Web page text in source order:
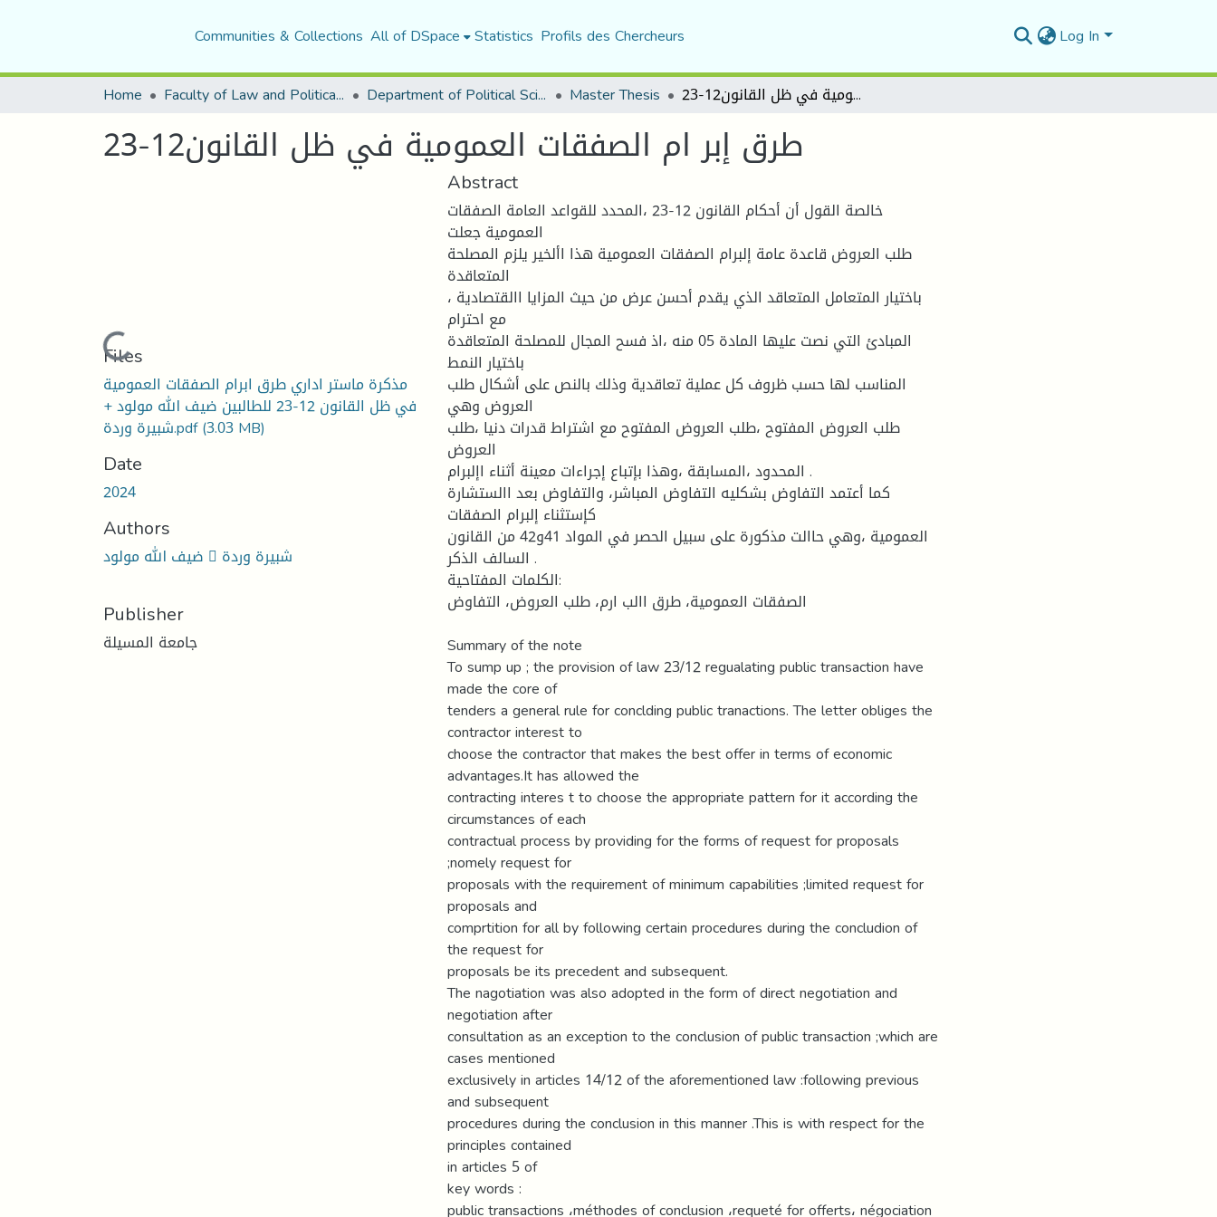
Communities & Collections All of DSpace Statistics Profils des Chercheurs Log In
Home Faculty of Law and Political Science Department of Political Sciences Master Thesis طرق إبر ام الصفقات العمومية في ظل القانون12-23
طرق إبر ام الصفقات العمومية في ظل القانون12-23
Loading...
Files
مذكرة ماستر اداري طرق ابرام الصفقات العمومية
في ظل القانون 12-23 للطالبين ضيف الله مولود +
شبيرة وردة.pdf(3.03 MB)
Date
2024
Authors
ضيف الله مولود  شبيرة وردة
Publisher
جامعة المسيلة
Abstract
خالصة القول أن أحكام القانون 12-23 ،المحدد للقواعد العامة الصفقات
العمومية جعلت
طلب العروض قاعدة عامة إلبرام الصفقات العمومية هذا األخير يلزم المصلحة
المتعاقدة
باختيار المتعامل المتعاقد الذي يقدم أحسن عرض من حيث المزايا االقتصادية ،
مع احترام
المبادئ التي نصت عليها المادة 05 منه ،اذ فسح المجال للمصلحة المتعاقدة
باختيار النمط
المناسب لها حسب ظروف كل عملية تعاقدية وذلك بالنص على أشكال طلب
العروض وهي
طلب العروض المفتوح ،طلب العروض المفتوح مع اشتراط قدرات دنيا ،طلب
العروض
المحدود ،المسابقة ،وهذا بإتباع إجراءات معينة أثناء اإلبرام .
كما أعتمد التفاوض بشكليه التفاوض المباشر، والتفاوض بعد االستشارة
كإستثناء إلبرام الصفقات
العمومية ،وهي حاالت مذكورة على سبيل الحصر في المواد 41و42 من القانون
السالف الذكر .
الكلمات المفتاحية:
الصفقات العمومية، طرق االب ارم، طلب العروض، التفاوض
Summary of the note
To sump up ; the provision of law 23/12 regualating public transaction have
made the core of
tenders a general rule for conclding public tranactions. The letter obliges the
contractor interest to
choose the contractor that makes the best offer in terms of economic
advantages.It has allowed the
contracting interes t to choose the appropriate pattern for it according the
circumstances of each
contractual process by providing for the forms of request for proposals
;nomely request for
proposals with the requirement of minimum capabilities ;limited request for
proposals and
comprtition for all by following certain procedures during the concludion of
the request for
proposals be its precedent and subsequent.
The nagotiation was also adopted in the form of direct negotiation and
negotiation after
consultation as an exception to the conclusion of public transaction ;which are
cases mentioned
exclusively in articles 14/12 of the aforementioned law :following previous
and subsequent
procedures during the conclusion in this manner .This is with respect for the
principles contained
in articles 5 of
key words :
public transactions ،méthodes of conclusion ،requeté for offerts، négociation